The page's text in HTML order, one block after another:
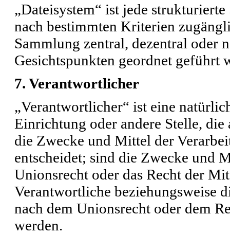
„Dateisystem“ ist jede
nach bestimmten Kriterien
Sammlung zentral, dezentral oder
Gesichtspunkten geordnet geführt
7. Verantwortlicher
„Verantwortlicher“ ist eine
Einrichtung oder andere Stelle,
die Zwecke und Mittel der
entscheidet; sind die Zwecke und
Unionsrecht oder das Recht der
Verantwortliche beziehungsweise
nach dem Unionsrecht oder dem
werden.